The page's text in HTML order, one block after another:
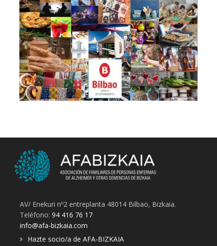
AV/ Enekuri nº2 entreplanta 48014 Bilbao, Bizkaia.
Teléfono: 94 416 76 17
info@afa-bizkaia.com
Hazte socio/a de AFA-BIZKAIA